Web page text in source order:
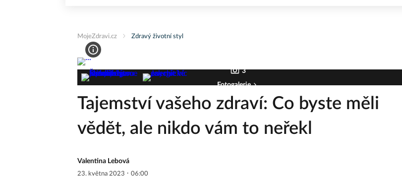
MojeZdravi.cz Zdravý životní styl
3
Fotogalerie
Tajemství vašeho zdraví: Co byste měli
vědět, ale nikdo vám to neřekl
Valentina Lebová
23. května 2023 · 06:00